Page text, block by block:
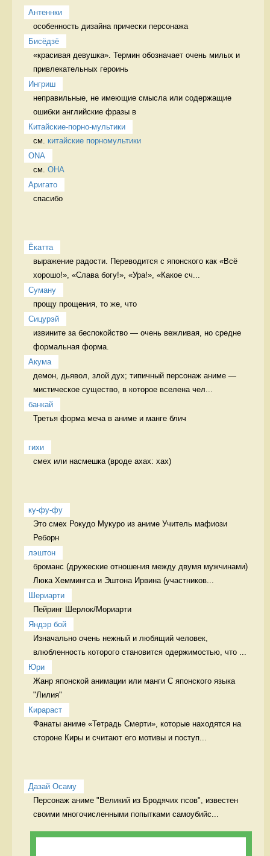
Антеннки
особенность дизайна прически персонажа
Бисёдзё
«красивая девушка». Термин обозначает очень милых и
привлекательных героинь
Ингриш
неправильные, не имеющие смысла или содержащие
ошибки английские фразы в
Китайские-порно-мультики
см. китайские порномультики
ONA
см. ОНА
Аригато
спасибо
Ёкатта
выражение радости. Переводится с японского как «Всё
хорошо!», «Слава богу!», «Ура!», «Какое сч...
Суману
прощу прощения, то же, что
Сицурэй
извините за беспокойство — очень вежливая, но средне
формальная форма.
Акума
демон, дьявол, злой дух; типичный персонаж аниме —
мистическое существо, в которое вселена чел...
банкай
Третья форма меча в аниме и манге блич
гихи
смех или насмешка (вроде ахах: хах)
ку-фу-фу
Это смех Рокудо Мукуро из аниме Учитель мафиози
Реборн
лэштон
броманс (дружеские отношения между двумя мужчинами)
Люка Хеммингса и Эштона Ирвина (участников...
Шериарти
Пейринг Шерлок/Мориарти
Яндэр бой
Изначально очень нежный и любящий человек,
влюбленность которого становится одержимостью, что ...
Юри
Жанр японской анимации или манги С японского языка
"Лилия"
Кирараст
Фанаты аниме «Тетрадь Смерти», которые находятся на
стороне Киры и считают его мотивы и поступ...
Дазай Осаму
Персонаж аниме "Великий из Бродячих псов", известен
своими многочисленными попытками самоубийс...